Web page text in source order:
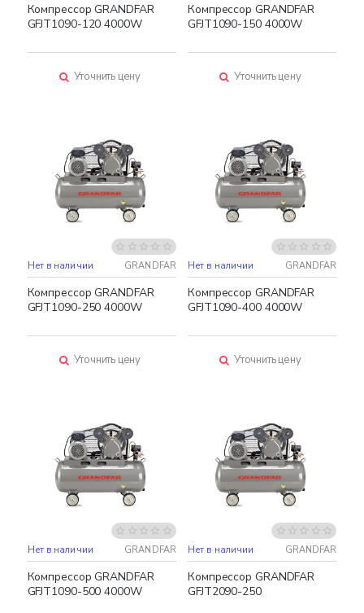
Компрессор GRANDFAR
GFJT1090-120 4000W
Уточнить цену
Компрессор GRANDFAR
GFJT1090-150 4000W
Уточнить цену
Нет в наличии GRANDFAR
Компрессор GRANDFAR
GFJT1090-250 4000W
Уточнить цену
Нет в наличии GRANDFAR
Компрессор GRANDFAR
GFJT1090-400 4000W
Уточнить цену
Нет в наличии GRANDFAR
Компрессор GRANDFAR
GFJT1090-500 4000W
Нет в наличии GRANDFAR
Компрессор GRANDFAR
GFJT2090-250